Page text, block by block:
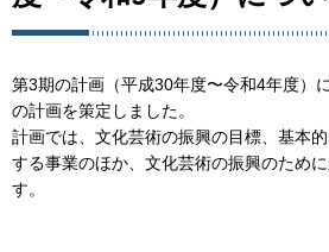
第3期の計画（平成30年度〜令和4年度）
の計画を策定しました。
計画では、文化芸術の振興の目標、基本
する事業のほか、文化芸術の振興のため
す。